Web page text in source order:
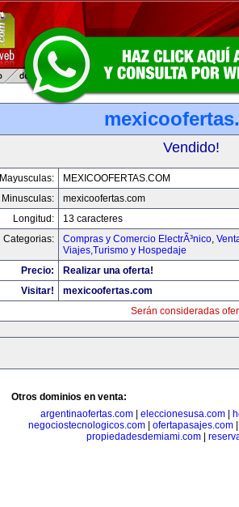
Vendido!
Mayusculas:
MEXICOOFERTAS.COM
Minusculas:
mexicoofertas.com
Longitud:
13 caracteres
Categorias:
Compras y Comercio ElectrÃ³nico,
Viajes,Turismo y Hospedaje
Precio:
Realizar una oferta!
Visitar!
mexicoofertas.com
Serán consideradas
Otros dominios en venta:
argentinaofertas.com| eleccionesusa.com|
negociostecnologicos.com
ofertapasajes.com
propiedadesdemiami.com|